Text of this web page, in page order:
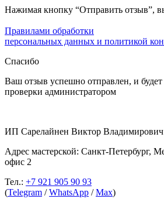
Нажимая кнопку “Отправить отзыв”,
Правилами обработки
персональных данных и политикой
Спасибо
Ваш отзыв успешно отправлен, и
проверки администратором
ИП Сарелайнен Виктор Владимирович
Адрес мастерской: Санкт-Петербург,
офис 2
Тел.: +7 921 905 90 93
(Telegram /WhatsApp /Max)